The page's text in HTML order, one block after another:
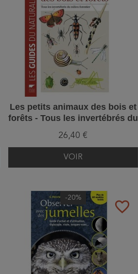
Les petits animaux des bois et
forêts - Tous les invertébrés du
26,40 €
VOIR
favorite_border
-20%